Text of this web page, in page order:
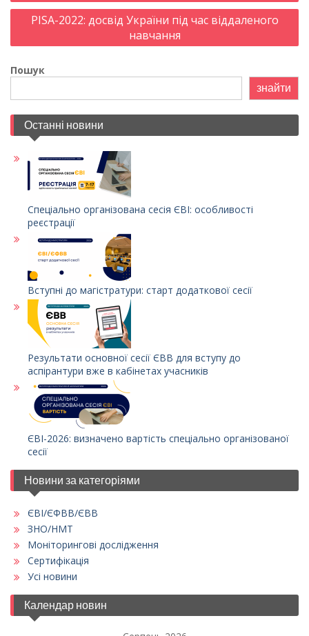
PISA-2022: досвід України під час віддаленого
навчання
Пошук
знайти
Останні новини
Спеціально організована сесія ЄВІ: особливості
реєстрації
Вступні до магістратури: старт додаткової сесії
Результати основної сесії ЄВВ для вступу до
аспірантури вже в кабінетах учасників
ЄВІ-2026: визначено вартість спеціально організованої
сесії
Новини за категоріями
ЄВІ/ЄФВВ/ЄВВ
ЗНО/НМТ
Моніторингові дослідження
Сертифікація
Усі новини
Календар новин